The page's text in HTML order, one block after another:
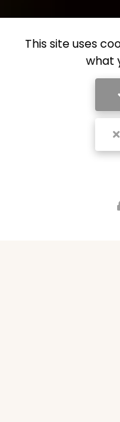
This site uses
what